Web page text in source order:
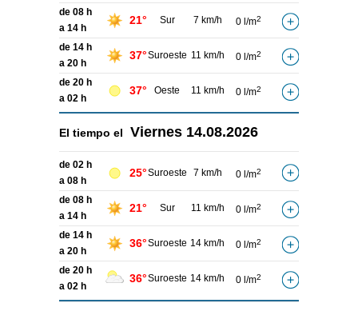
de 08 h
a 14 h
21° Sur 7 km/h 0 l/m2
de 14 h
a 20 h
37°Suroeste 11 km/h 0 l/m2
de 20 h
a 02 h
37° Oeste 11 km/h 0 l/m2
El tiempo el Viernes 14.08.2026
de 02 h
a 08 h
25°Suroeste 7 km/h 0 l/m2
de 08 h
a 14 h
21° Sur 11 km/h 0 l/m2
de 14 h
a 20 h
36°Suroeste 14 km/h 0 l/m2
de 20 h
a 02 h
36°Suroeste 14 km/h 0 l/m2